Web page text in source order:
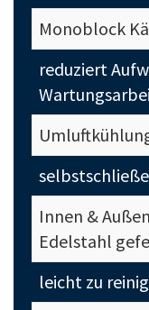
Monoblock
reduziert
Innen &
Edelstahl
leicht zu